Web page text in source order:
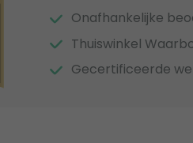
Onafhankelijke
Thuiswinkel
Gecertificeerde